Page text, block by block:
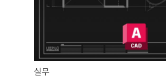
실무